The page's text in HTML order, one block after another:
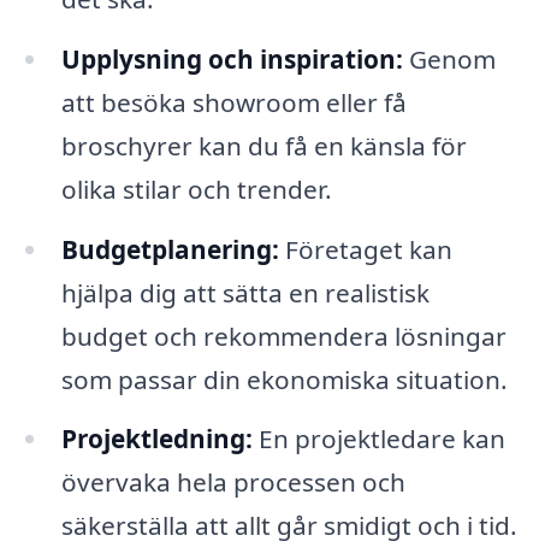
Upplysning och inspiration: Genom
att besöka showroom eller få
broschyrer kan du få en känsla för
olika stilar och trender.
Budgetplanering: Företaget kan
hjälpa dig att sätta en realistisk
budget och rekommendera lösningar
som passar din ekonomiska situation.
Projektledning: En projektledare kan
övervaka hela processen och
säkerställa att allt går smidigt och i tid.